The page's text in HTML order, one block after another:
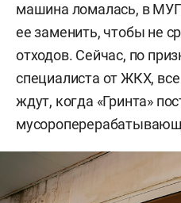
машина ломалась, в
ее заменить, чтобы не
отходов. Сейчас, по
специалиста от ЖКХ,
ждут, когда «Гринта»